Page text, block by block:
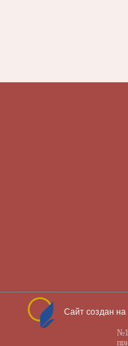
Сайт создан